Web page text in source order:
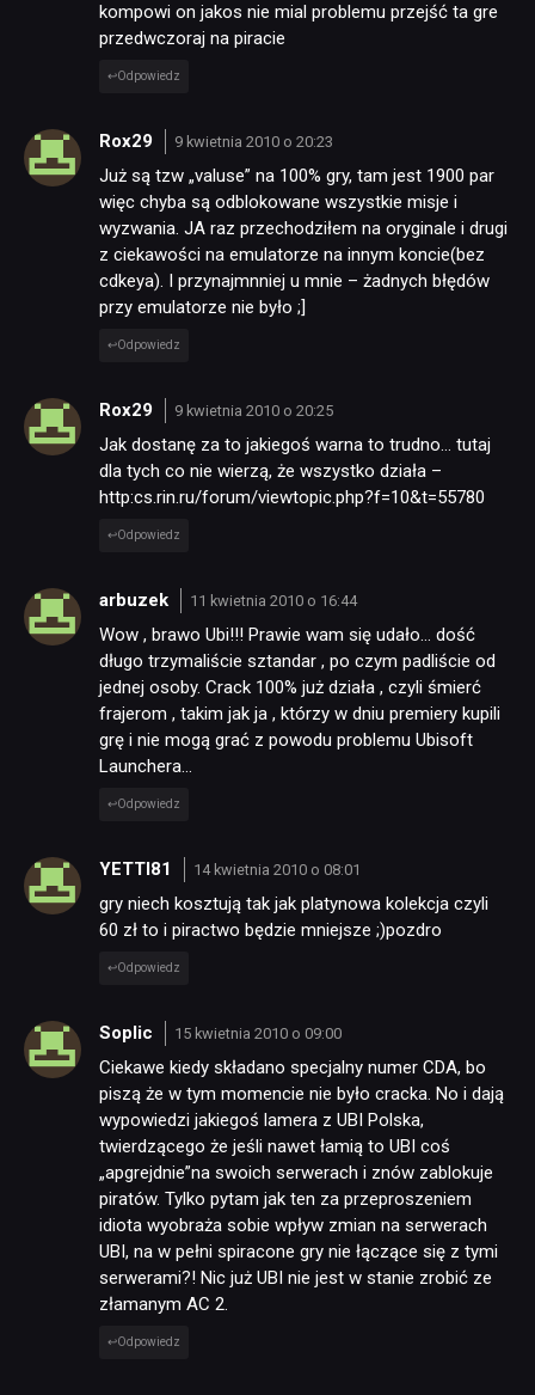
kompowi on jakos nie mial problemu przejść ta gre
przedwczoraj na piracie
Odpowiedz
Rox29 9 kwietnia 2010 o 20:23
Już są tzw „valuse” na 100% gry, tam jest 1900 par
więc chyba są odblokowane wszystkie misje i
wyzwania. JA raz przechodziłem na oryginale i drugi
z ciekawości na emulatorze na innym koncie(bez
cdkeya). I przynajmnniej u mnie – żadnych błędów
przy emulatorze nie było ;]
Odpowiedz
Rox29 9 kwietnia 2010 o 20:25
Jak dostanę za to jakiegoś warna to trudno… tutaj
dla tych co nie wierzą, że wszystko działa –
http:cs.rin.ru/forum/viewtopic.php?f=10&t=55780
Odpowiedz
arbuzek 11 kwietnia 2010 o 16:44
Wow , brawo Ubi!!! Prawie wam się udało… dość
długo trzymaliście sztandar , po czym padliście od
jednej osoby. Crack 100% już działa , czyli śmierć
frajerom , takim jak ja , którzy w dniu premiery kupili
grę i nie mogą grać z powodu problemu Ubisoft
Launchera…
Odpowiedz
YETTI81 14 kwietnia 2010 o 08:01
gry niech kosztują tak jak platynowa kolekcja czyli
60 zł to i piractwo będzie mniejsze ;)pozdro
Odpowiedz
Soplic 15 kwietnia 2010 o 09:00
Ciekawe kiedy składano specjalny numer CDA, bo
piszą że w tym momencie nie było cracka. No i dają
wypowiedzi jakiegoś lamera z UBI Polska,
twierdzącego że jeśli nawet łamią to UBI coś
„apgrejdnie”na swoich serwerach i znów zablokuje
piratów. Tylko pytam jak ten za przeproszeniem
idiota wyobraża sobie wpływ zmian na serwerach
UBI, na w pełni spiracone gry nie łączące się z tymi
serwerami?! Nic już UBI nie jest w stanie zrobić ze
złamanym AC 2.
Odpowiedz